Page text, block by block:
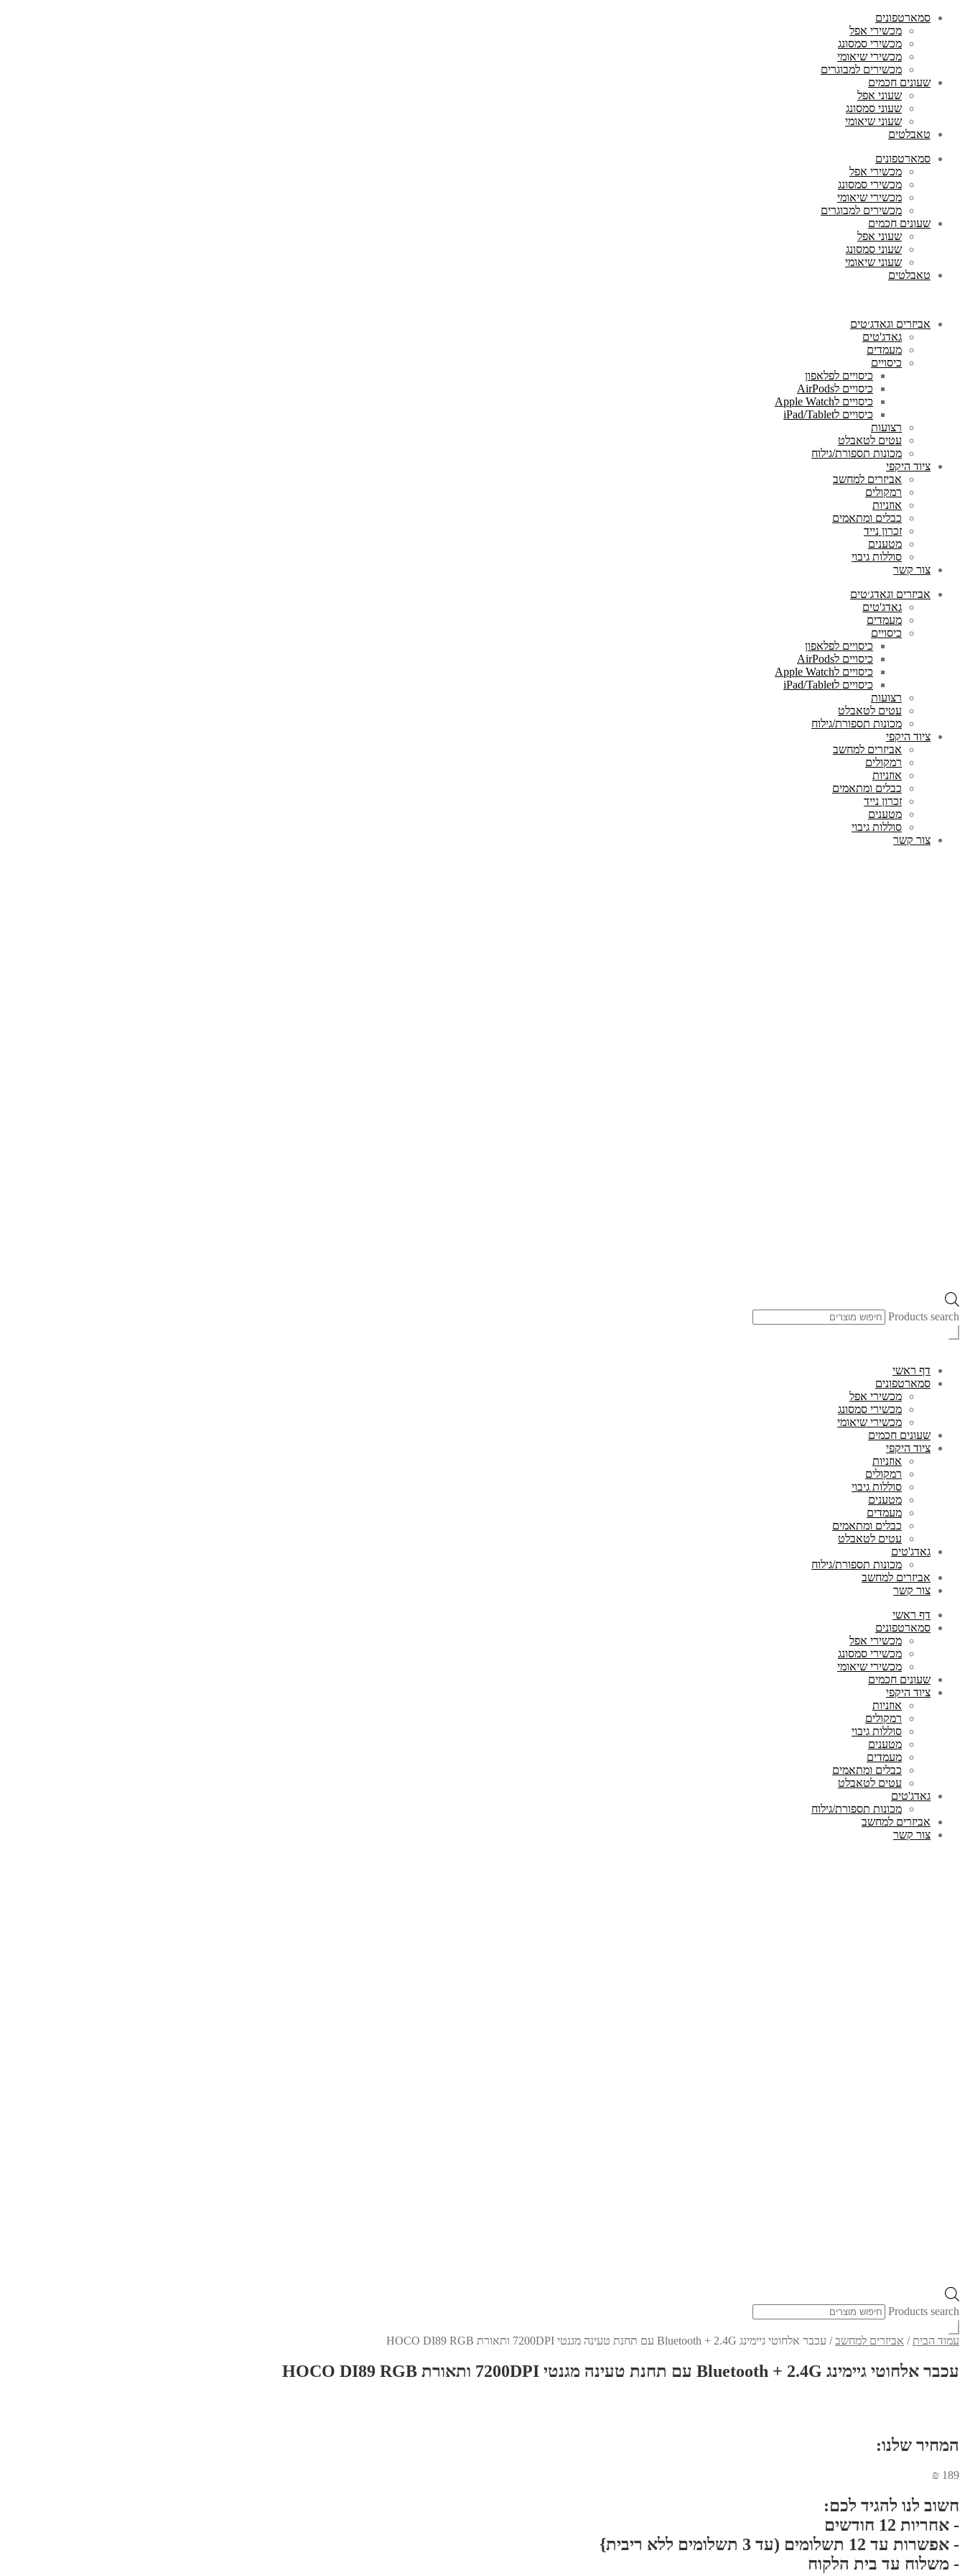
סמארטפונים
מכשירי אפל
מכשירי סמסונג
מכשירי שיאומי
מכשירים למבוגרים
שעונים חכמים
שעוני אפל
שעוני סמסונג
שעוני שיאומי
טאבלטים
סמארטפונים
מכשירי אפל
מכשירי סמסונג
מכשירי שיאומי
מכשירים למבוגרים
שעונים חכמים
שעוני אפל
שעוני סמסונג
שעוני שיאומי
טאבלטים
אביזרים וגאדג׳טים
גאדג'טים
מעמדים
כיסויים
כיסויים לפלאפון
כיסויים לAirPods
כיסויים לApple Watch
כיסויים לiPad/Tablet
רצועות
עטים לטאבלט
מכונות תספורת/גילוח
ציוד היקפי
אביזרים למחשב
רמקולים
אוזניות
כבלים ומתאמים
זכרון נייד
מטענים
סוללות גיבוי
צור קשר
אביזרים וגאדג׳טים
גאדג'טים
מעמדים
כיסויים
כיסויים לפלאפון
כיסויים לAirPods
כיסויים לApple Watch
כיסויים לiPad/Tablet
רצועות
עטים לטאבלט
מכונות תספורת/גילוח
ציוד היקפי
אביזרים למחשב
רמקולים
אוזניות
כבלים ומתאמים
זכרון נייד
מטענים
סוללות גיבוי
צור קשר
Products search
דף ראשי
סמארטפונים
מכשירי אפל
מכשירי סמסונג
מכשירי שיאומי
שעונים חכמים
ציוד היקפי
אוזניות
רמקולים
סוללות גיבוי
מטענים
מעמדים
כבלים ומתאמים
עטים לטאבלט
גאדג'טים
מכונות תספורת/גילוח
אביזרים למחשב
צור קשר
דף ראשי
סמארטפונים
מכשירי אפל
מכשירי סמסונג
מכשירי שיאומי
שעונים חכמים
ציוד היקפי
אוזניות
רמקולים
סוללות גיבוי
מטענים
מעמדים
כבלים ומתאמים
עטים לטאבלט
גאדג'טים
מכונות תספורת/גילוח
אביזרים למחשב
צור קשר
Products search
עמוד הבית / אביזרים למחשב/ עכבר אלחוטי גיימינג Bluetooth + 2.4G עם תחנת טעינה מגנטי 7200DPI ותאורת HOCO DI89 RGB
עכבר אלחוטי גיימינג Bluetooth + 2.4G עם תחנת טעינה מגנטי 7200DPI ותאורת HOCO DI89 RGB
המחיר שלנו:
₪ 189
חשוב לנו להגיד לכם:
- אחריות 12 חודשים
- אפשרות עד 12 תשלומים (עד 3 תשלומים ללא ריבית}
- משלוח עד בית הלקוח